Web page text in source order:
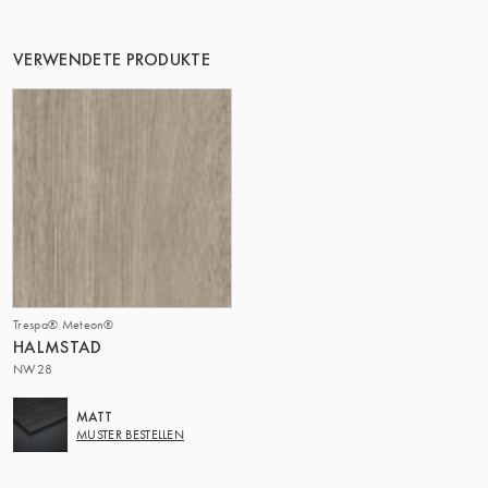
VERWENDETE PRODUKTE
Trespa® Meteon®
HALMSTAD
NW28
MATT
MUSTER BESTELLEN